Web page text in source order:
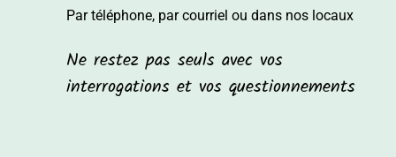
Par téléphone, par courriel ou dans nos locaux
Ne restez pas seuls avec vos
interrogations et vos questionnements